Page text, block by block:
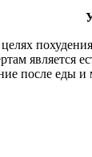
после